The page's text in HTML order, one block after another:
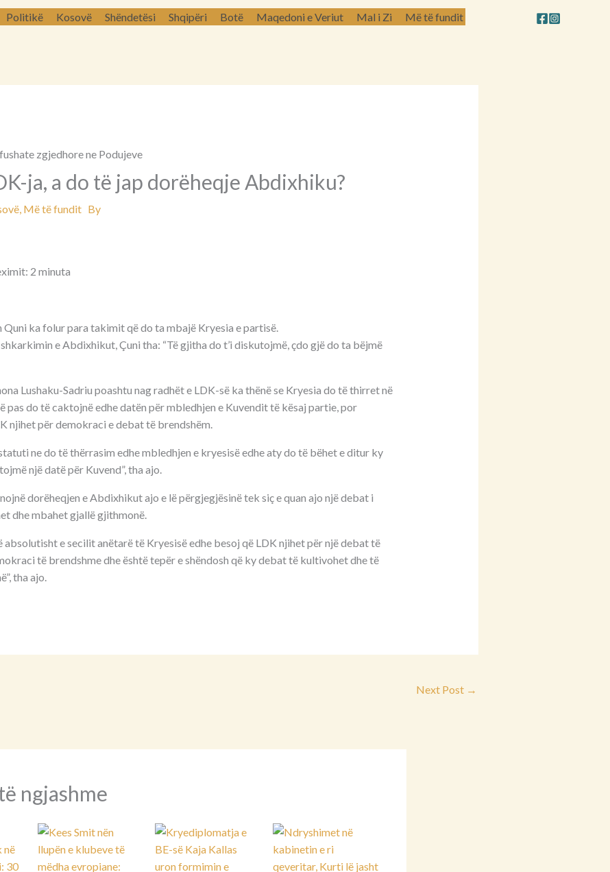
Politikë Kosovë Shëndetësi Shqipëri Botë Maqedoni e Veriut Mal i Zi Më të fundit
ja, a do të jap dorëheqje Abdixhiku?
, Më të funditBy
2 minuta
ka folur para takimit që do ta mbajë Kryesia e partisë.
e Abdixhikut, Çuni tha: “Të gjitha do t’i diskutojmë, çdo gjë do ta bëjmë
Lushaku-Sadriu poashtu nag radhët e LDK-së ka thënë se Kryesia do të thirret në
pas do të caktojnë edhe datën për mbledhjen e Kuvendit të kësaj partie, por
njihet për demokraci e debat të brendshëm.
ne do të thërrasim edhe mbledhjen e kryesisë edhe aty do të bëhet e ditur ky
një datë për Kuvend”, tha ajo.
dorëheqjen e Abdixhikut ajo e lë përgjegjësinë tek siç e quan ajo një debat i
dhe mbahet gjallë gjithmonë.
absolutisht e secilit anëtarë të Kryesisë edhe besoj që LDK njihet për një debat të
të brendshme dhe është tepër e shëndosh që ky debat të kultivohet dhe të
tha ajo.
Next Post →
ngjashme